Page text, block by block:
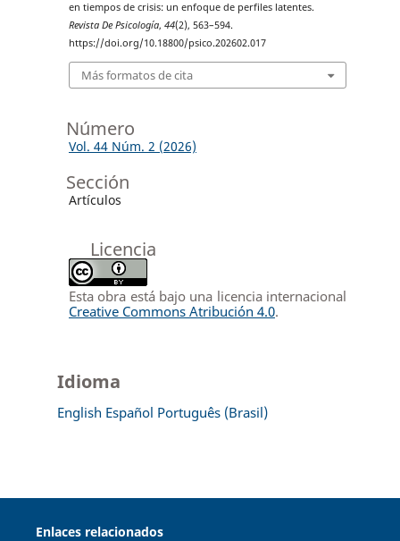
en tiempos de crisis: un enfoque de perfiles latentes.
Revista De Psicología, 44(2), 563–594.
https://doi.org/10.18800/psico.202602.017
Más formatos de cita
Número
Vol. 44 Núm. 2 (2026)
Sección
Artículos
Licencia
Esta obra está bajo una licencia internacional
Creative Commons Atribución 4.0.
Idioma
English Español Português (Brasil)
Enlaces relacionados